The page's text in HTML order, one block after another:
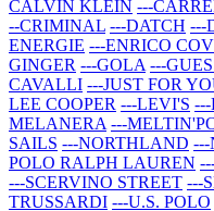
CALVIN KLEIN ---
--CRIMINAL ---DATCH ---
ENERGIE ---ENRICO
GINGER ---GOLA ---
CAVALLI ---JUST FOR
LEE COOPER ---LEVI'S
MELANERA ---
SAILS ---NORTHLAND ---
POLO RALPH LAUREN
---SCERVINO STREET ---
TRUSSARDI ---U.S. POLO